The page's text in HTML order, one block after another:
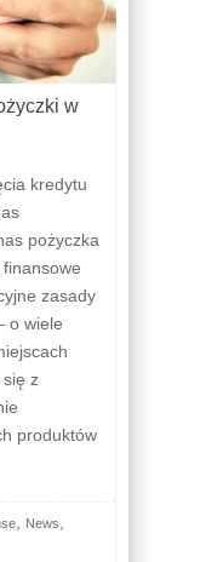
w
kredytu
pożyczka
zasady
o wiele
się z
produktów
, News,